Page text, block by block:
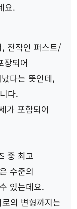
요.
, 전작인 퍼스트/
장되어
다는 뜻인데,
다.
가 포함되어
중 최고
수준의
있는데요.
의 변형까지는